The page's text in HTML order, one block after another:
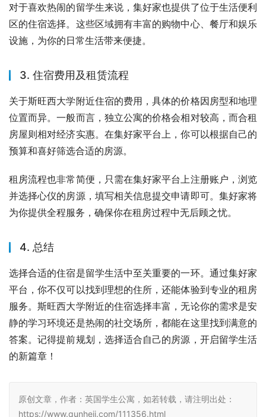
对于喜欢热闹的留学生来说，集好家也提供了位于生活便利
区的住宿选择。这些区域拥有丰富的购物中心、餐厅和娱乐
设施，为你的日常生活带来便捷。
3. 住宿费用及租赁流程
关于斯旺西大学附近住宿的费用，具体的价格因房型和地理
位置而异。一般而言，独立公寓的价格会相对较高，而合租
房屋则相对经济实惠。在集好家平台上，你可以根据自己的
预算和喜好筛选合适的房源。
租房流程也非常简便，只需在集好家平台上注册账户，浏览
并选择心仪的房源，填写相关信息提交申请即可。集好家将
为你提供全程服务，确保你在租房过程中无后顾之忧。
4. 总结
选择合适的住宿是留学生活中至关重要的一环。通过集好家
平台，你不仅可以找到理想的住所，还能体验到专业的租房
服务。斯旺西大学附近的住宿选择丰富，无论你的需求是安
静的学习环境还是热闹的社交场所，都能在这里找到满意的
答案。记得提前规划，选择适合自己的房源，开启留学生活
的新篇章！
原创文章，作者：英国学生公寓，如若转载，请注明出处：
https://www.qunheji.com/111356.html